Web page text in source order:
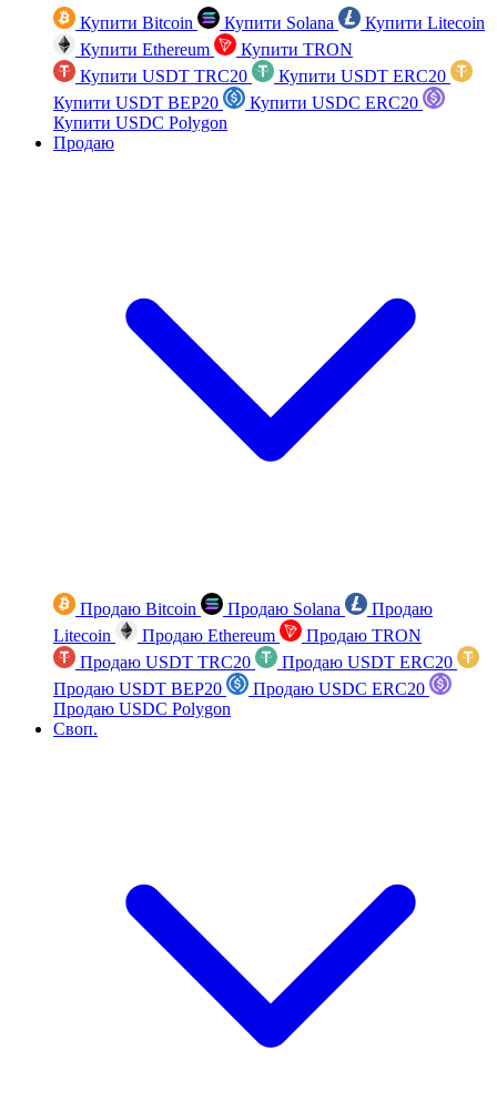
Купити Bitcoin Купити Solana
Купити Litecoin
Купити Ethereum
Купити TRON
Купити USDT TRC20
Купити USDT ERC20
Купити USDT BEP20
Купити USDC ERC20
Купити USDC Polygon
Продаю
Продаю Bitcoin Продаю Solana
Продаю
Litecoin
Продаю Ethereum
Продаю TRON
Продаю USDT TRC20
Продаю USDT ERC20
Продаю USDT BEP20
Продаю USDC ERC20
Продаю USDC Polygon
Своп.